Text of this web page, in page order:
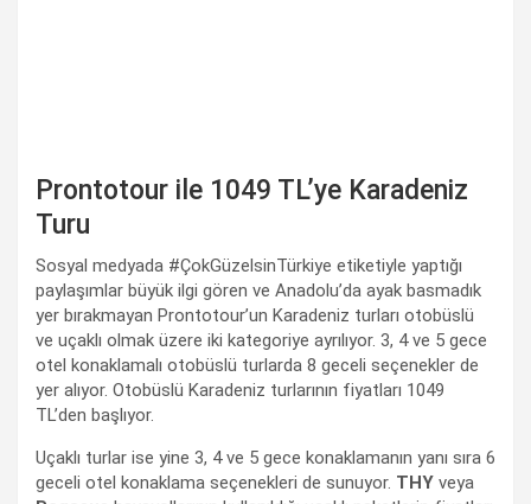
Prontotour ile 1049 TL’ye Karadeniz
Turu
Sosyal medyada #ÇokGüzelsinTürkiye etiketiyle yaptığı
paylaşımlar büyük ilgi gören ve Anadolu’da ayak basmadık
yer bırakmayan Prontotour’un Karadeniz turları otobüslü
ve uçaklı olmak üzere iki kategoriye ayrılıyor. 3, 4 ve 5 gece
otel konaklamalı otobüslü turlarda 8 geceli seçenekler de
yer alıyor. Otobüslü Karadeniz turlarının fiyatları 1049
TL’den başlıyor.
Uçaklı turlar ise yine 3, 4 ve 5 gece konaklamanın yanı sıra 6
geceli otel konaklama seçenekleri de sunuyor. THY veya